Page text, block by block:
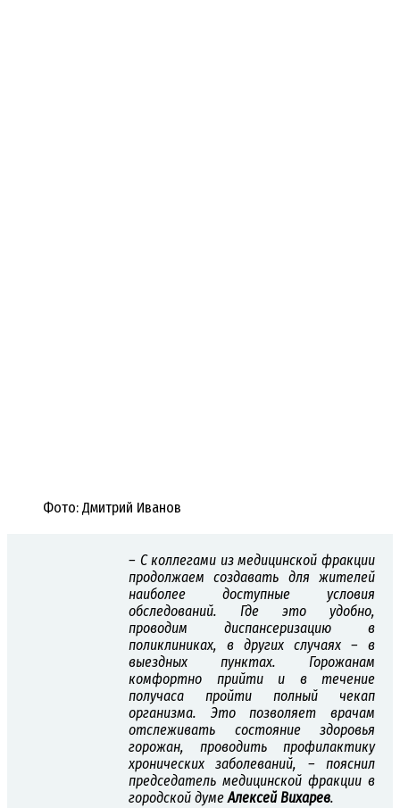
Фото: Дмитрий Иванов
– С коллегами из медицинской фракции
продолжаем создавать для жителей
наиболее доступные условия
обследований. Где это удобно,
проводим диспансеризацию в
поликлиниках, в других случаях – в
выездных пунктах. Горожанам
комфортно прийти и в течение
получаса пройти полный чекап
организма. Это позволяет врачам
отслеживать состояние здоровья
горожан, проводить профилактику
хронических заболеваний, – пояснил
председатель медицинской фракции в
городской думеАлексей Вихарев.